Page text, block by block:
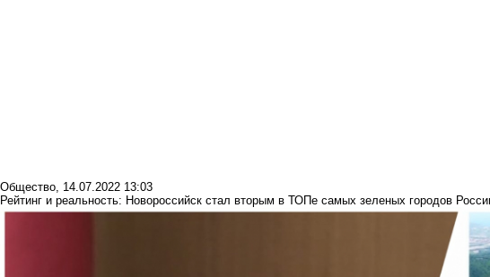
Общество, 14.07.2022 13:03
Рейтинг и реальность: Новороссийск стал вторым в ТОПе самых зеленых городов